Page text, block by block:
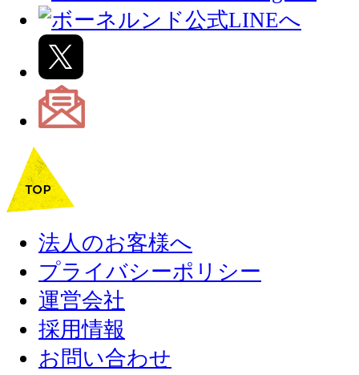
法人のお客様へ
プライバシーポリシー
運営会社
採用情報
お問い合わせ